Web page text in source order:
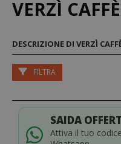
VERZÌ CAFFÈ
DESCRIZIONE DI VERZÌ
SAIDA
Attiva il tuo
FILTRA